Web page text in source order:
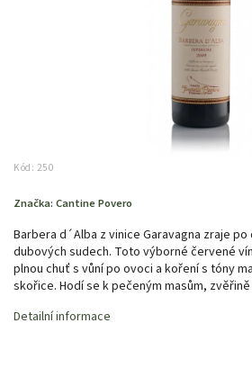
Kód: 250
Značka: Cantine Povero
Barbera d´Alba z vinice Garavagna zraje
dubových sudech. Toto výborné červené
plnou chuť s vůní po ovoci a koření s tóny
skořice. Hodí se k pečeným masům, zvěřině
Detailní informace